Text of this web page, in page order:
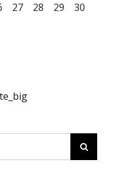
27 28 29
30